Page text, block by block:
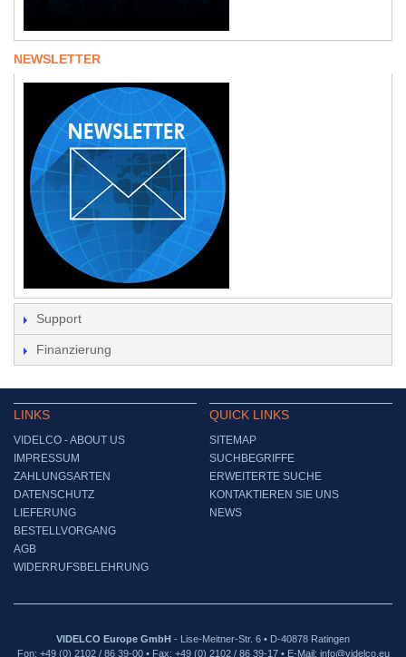
NEWSLETTER
Support
Finanzierung
LINKS
VIDELCO - ABOUT US
IMPRESSUM
ZAHLUNGSARTEN
DATENSCHUTZ
LIEFERUNG
BESTELLVORGANG
AGB
WIDERRUFSBELEHRUNG
QUICK LINKS
SITEMAP
SUCHBEGRIFFE
ERWEITERTE SUCHE
KONTAKTIEREN SIE UNS
NEWS
VIDELCO Europe GmbH - Lise-Meitner-Str. 6 • D-40878 Ratingen
Fon: +49 (0) 2102 / 86 39-00 • Fax: +49 (0) 2102 / 86 39-17 • E-Mail: info@videlco.eu